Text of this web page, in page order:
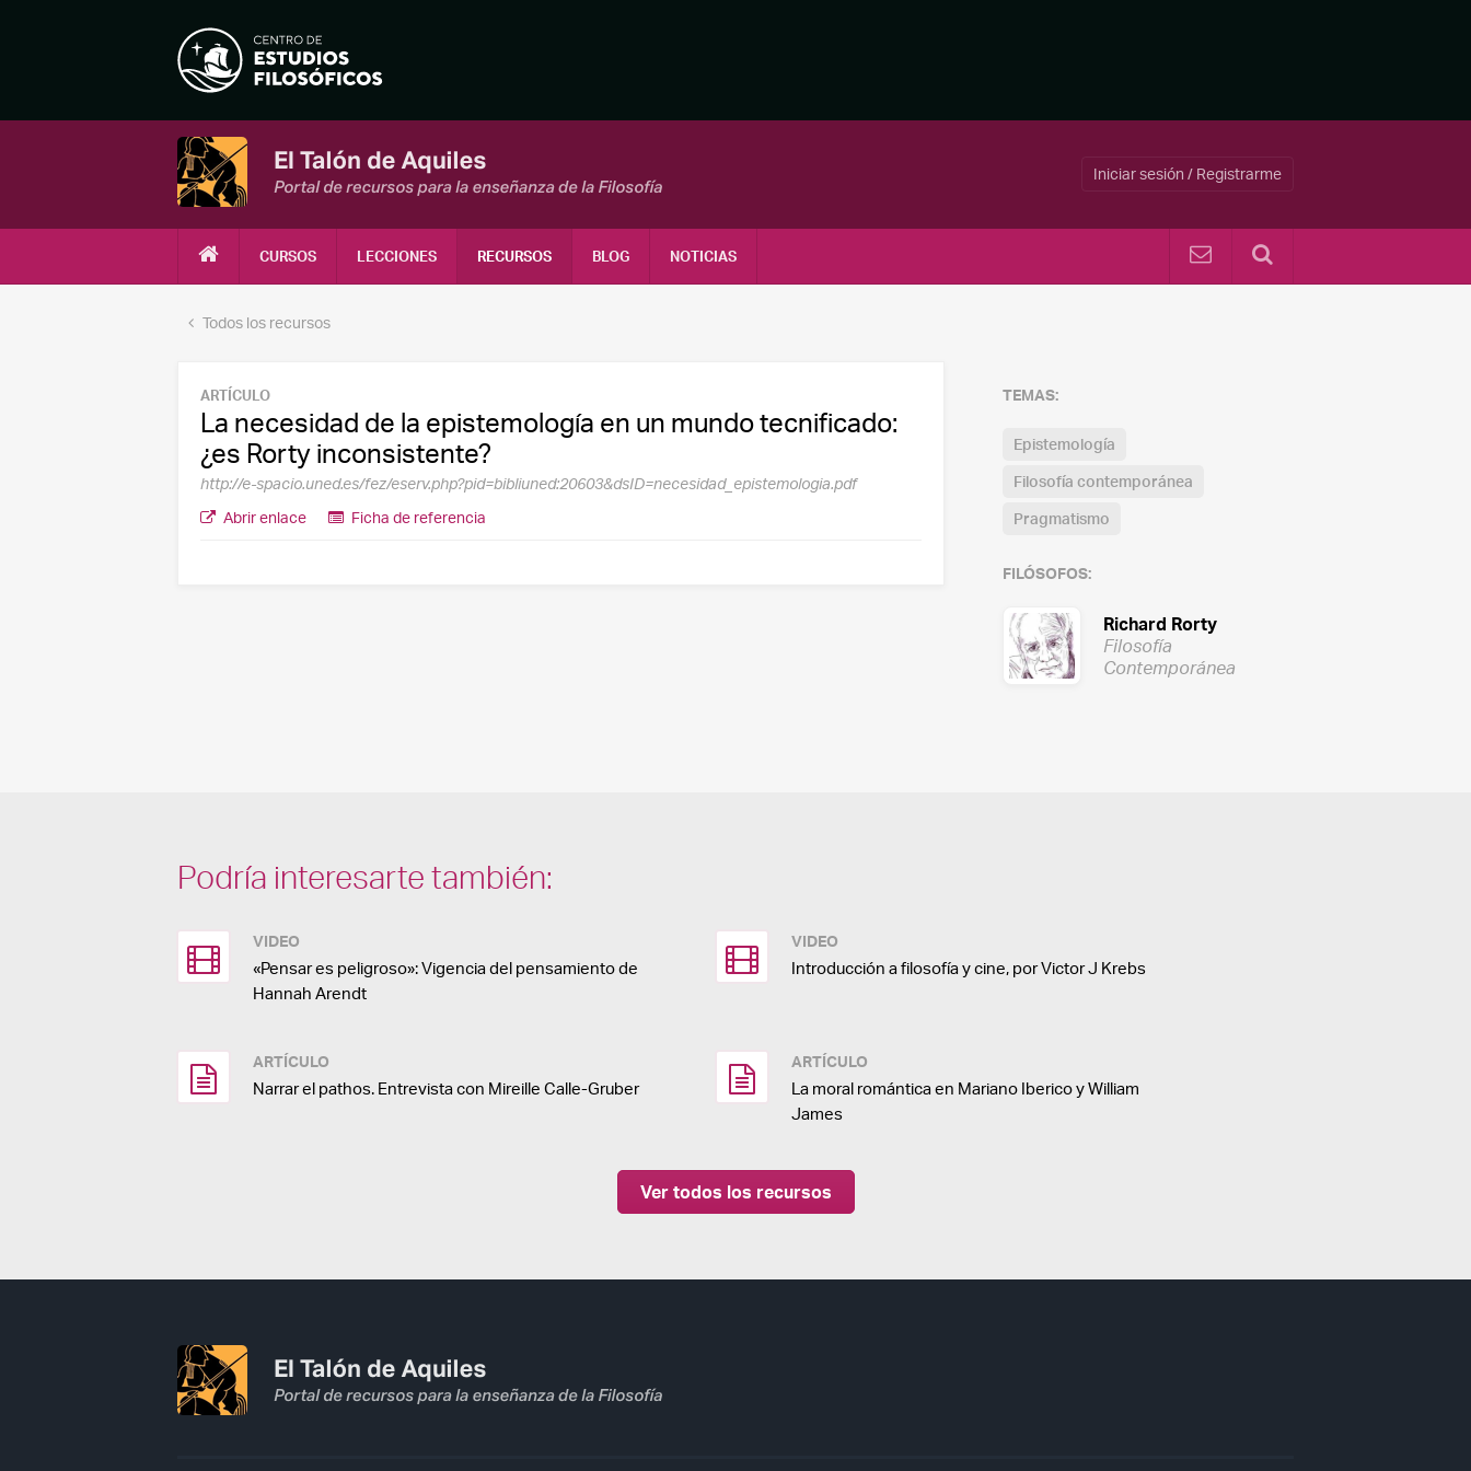
Iniciar sesión / Registrarme
CURSOS LECCIONES RECURSOS BLOG NOTICIAS
Todos los recursos
ARTÍCULO
La necesidad de la epistemología en un mundo tecnificado:
¿es Rorty inconsistente?
http://e-spacio.uned.es/fez/eserv.php?pid=bibliuned:20603&dsID=necesidad_epistemologia.pdf
Abrir enlace
Ficha de referencia
TEMAS:
Epistemología
Filosofía contemporánea
Pragmatismo
FILÓSOFOS:
Richard Rorty
Filosofía
Contemporánea
Podría interesarte también:
VIDEO
«Pensar es peligroso»: Vigencia del pensamiento de
Hannah Arendt
VIDEO
Introducción a filosofía y cine, por Victor J Krebs
ARTÍCULO
Narrar el pathos. Entrevista con Mireille Calle-Gruber
ARTÍCULO
La moral romántica en Mariano Iberico y William
James
Ver todos los recursos